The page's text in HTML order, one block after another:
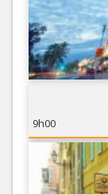
9h00